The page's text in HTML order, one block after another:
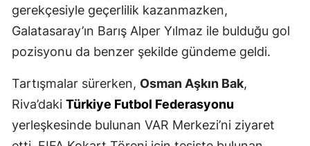
gerekçesiyle geçerlilik kazanmazken,
Galatasaray’ın Barış Alper Yılmaz ile bulduğu gol
pozisyonu da benzer şekilde gündeme geldi.
Tartışmalar sürerken, Osman Aşkın Bak,
Riva’daki Türkiye Futbol Federasyonu
yerleşkesinde bulunan VAR Merkezi’ni ziyaret